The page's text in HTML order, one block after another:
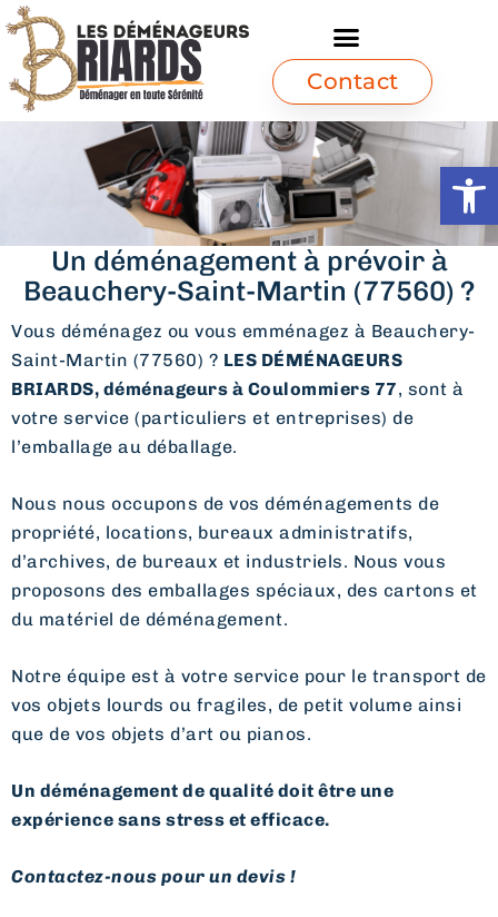
Ouvrir
Contact
Un déménagement à prévoir à
Beauchery-Saint-Martin (77560) ?
Vous déménagez ou vous emménagez à Beauchery-
Saint-Martin (77560) ? LES DÉMÉNAGEURS
BRIARDS, déménageurs à Coulommiers 77, sont à
votre service (particuliers et entreprises) de
l’emballage au déballage.
Nous nous occupons de vos déménagements de
propriété, locations, bureaux administratifs,
d’archives, de bureaux et industriels. Nous vous
proposons des emballages spéciaux, des cartons et
du matériel de déménagement.
Notre équipe est à votre service pour le transport de
vos objets lourds ou fragiles, de petit volume ainsi
que de vos objets d’art ou pianos.
Un déménagement de qualité doit être une
expérience sans stress et efficace.
Contactez-nous pour un devis !